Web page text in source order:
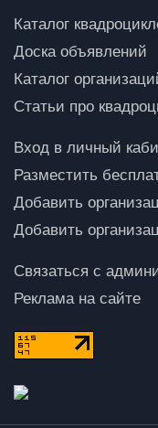
Каталог
Доска объявлений
Каталог
Статьи про
Вход в личный
Разместить
Добавить
Добавить
Связаться с
Реклама на сайте